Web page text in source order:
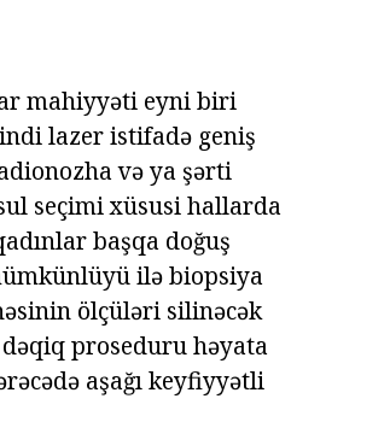
mahiyyəti eyni biri
lazer istifadə geniş
və ya şərti
seçimi xüsusi hallarda
başqa doğuş
ilə biopsiya
ölçüləri silinəcək
proseduru həyata
aşağı keyfiyyətli